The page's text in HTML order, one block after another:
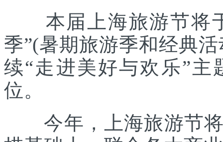
本届上海旅游节将于
季”(暑期旅游季和经典
续“走进美好与欢乐”主
位。
今年，上海旅游节将